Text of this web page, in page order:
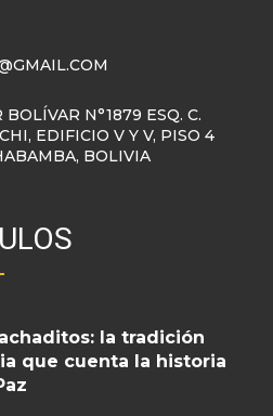
N°1879 ESQ. C.
EDIFICIO V Y V, PISO 4
BOLIVIA
la tradición
que cuenta la historia